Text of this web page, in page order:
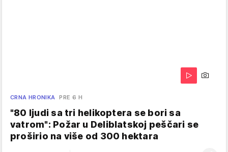
CRNA HRONIKA PRE 6 H
"80 ljudi sa tri helikoptera se bori sa
vatrom": Požar u Deliblatskoj peščari se
proširio na više od 300 hektara